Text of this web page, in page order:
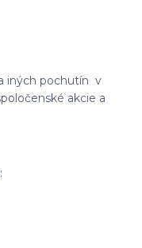
iných pochutín v
akcie a